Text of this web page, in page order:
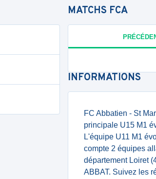
MATCHS FCA
INFORMATIONS
FC Abbatien - St
principale U15 M1
L'équipe U11 M1
compte 2 équipes
département Loiret
ABBAT. Suivez les